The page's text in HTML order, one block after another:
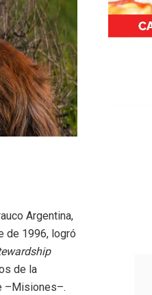
Argentina,
de 1996, logró
de la
–Misiones–.